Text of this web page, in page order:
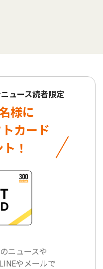
ュース読者限定
様に
カード
！
ニュースや
やメールで